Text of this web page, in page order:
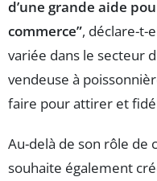
d’une grande aide
commerce”, déclare-t-
variée dans le secteur
vendeuse à
faire pour attirer et
Au-delà de son rôle de
souhaite également